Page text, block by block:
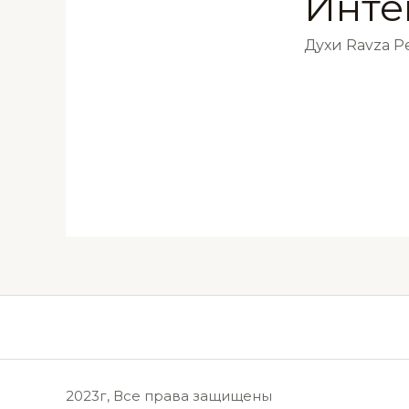
Духи Ravza
2023г, Все права защищены